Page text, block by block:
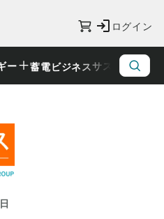
ログイン
ー 蓄電ビジネスサステナビリ